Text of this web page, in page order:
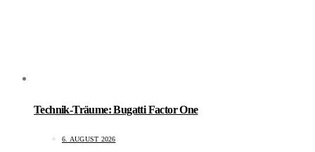
Technik-Träume: Bugatti Factor One
6. AUGUST 2026